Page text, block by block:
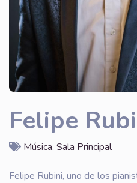
Felipe
Música, Sala Principal
Felipe Rubini, uno de los